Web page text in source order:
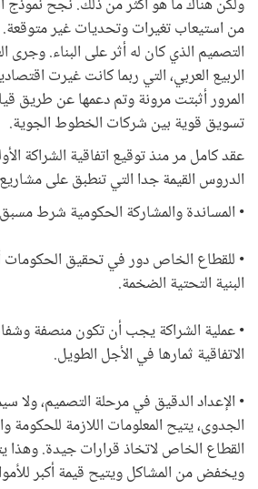
ولكن هناك ما هو أكثر من ذلك. نجح نموذج
من استيعاب تغيرات وتحديات غير
التصميم الذي كان له أثر على البناء. وجرى
الربيع العربي، التي ربما كانت غيرت
المرور أثبتت مرونة وتم دعمها عن طريق
تسويق قوية بين شركات الخطوط الجوية.
عقد كامل مر منذ توقيع اتفاقية الشراكة
الدروس القيمة جدا التي تنطبق على
• المساندة والمشاركة الحكومية شرط
• للقطاع الخاص دور في تحقيق الحكومات
البنية التحتية الضخمة.
• عملية الشراكة يجب أن تكون منصفة
الاتفاقية ثمارها في الأجل الطويل.
• الإعداد الدقيق في مرحلة التصميم، ولا
الجدوى، يتيح المعلومات اللازمة للحكومة
القطاع الخاص لاتخاذ قرارات جيدة. وهذا
ويخفض من المشاكل ويتيح قيمة أكبر